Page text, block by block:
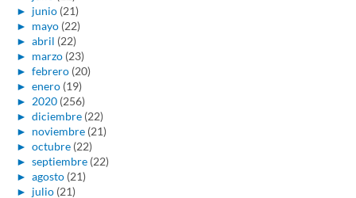
► junio (21)
► mayo (22)
► abril (22)
► marzo (23)
► febrero (20)
► enero (19)
► 2020 (256)
► diciembre (22)
► noviembre (21)
► octubre (22)
► septiembre (22)
► agosto (21)
► julio (21)